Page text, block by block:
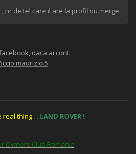
nr de tel care il are la profil nu merge
daca ai cont:
real thing ....LAND ROVER !
Owners Club Romania